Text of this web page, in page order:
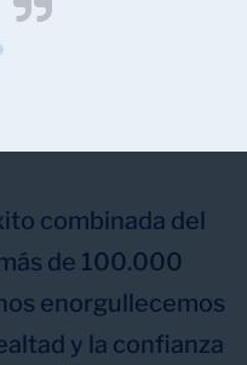
combinada del
de 100.000
enorgullecemos
y la confianza